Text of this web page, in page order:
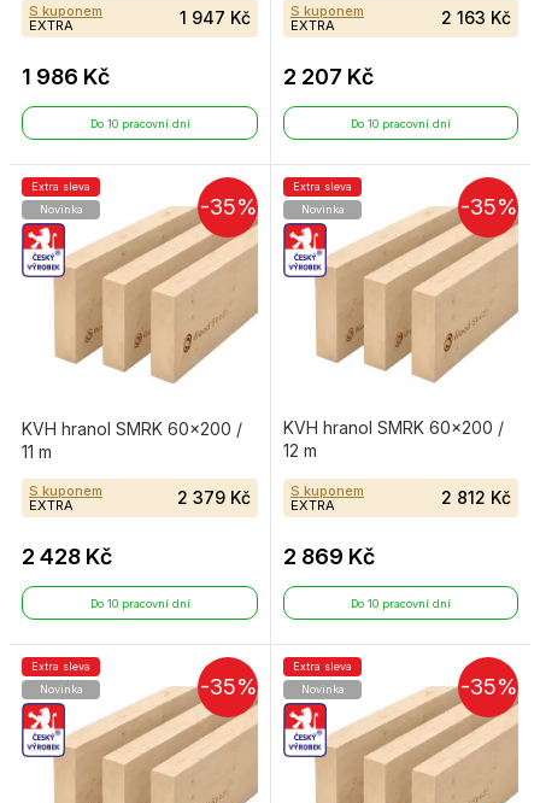
S kuponem
EXTRA
1 947 Kč
1 986 Kč
Do 10 pracovní dní
S kuponem
EXTRA
2 163 Kč
2 207 Kč
Do 10 pracovní dní
-35%
Extra sleva
Novinka
KVH hranol SMRK 60×200 /
11 m
S kuponem
EXTRA
2 379 Kč
2 428 Kč
Do 10 pracovní dní
-35%
Extra sleva
Novinka
KVH hranol SMRK 60×200 /
12 m
S kuponem
EXTRA
2 812 Kč
2 869 Kč
Do 10 pracovní dní
-35%
Extra sleva
Novinka
-35%
Extra sleva
Novinka